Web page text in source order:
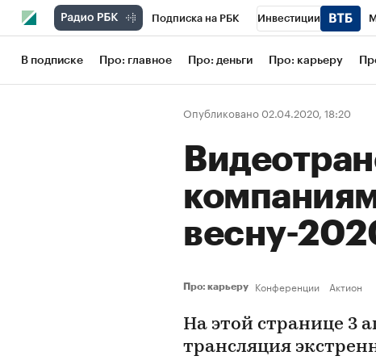
Подписка на РБК Инвестиции
Школа управления РБК РБК Образование
Рынок наличной валюты
В подписке Про: главное Про: деньги Про: карьеру
Опубликовано 02.04.2020, 18:20
весну-
Про: карьеру Конференции Актион
На этой странице 3
трансляция